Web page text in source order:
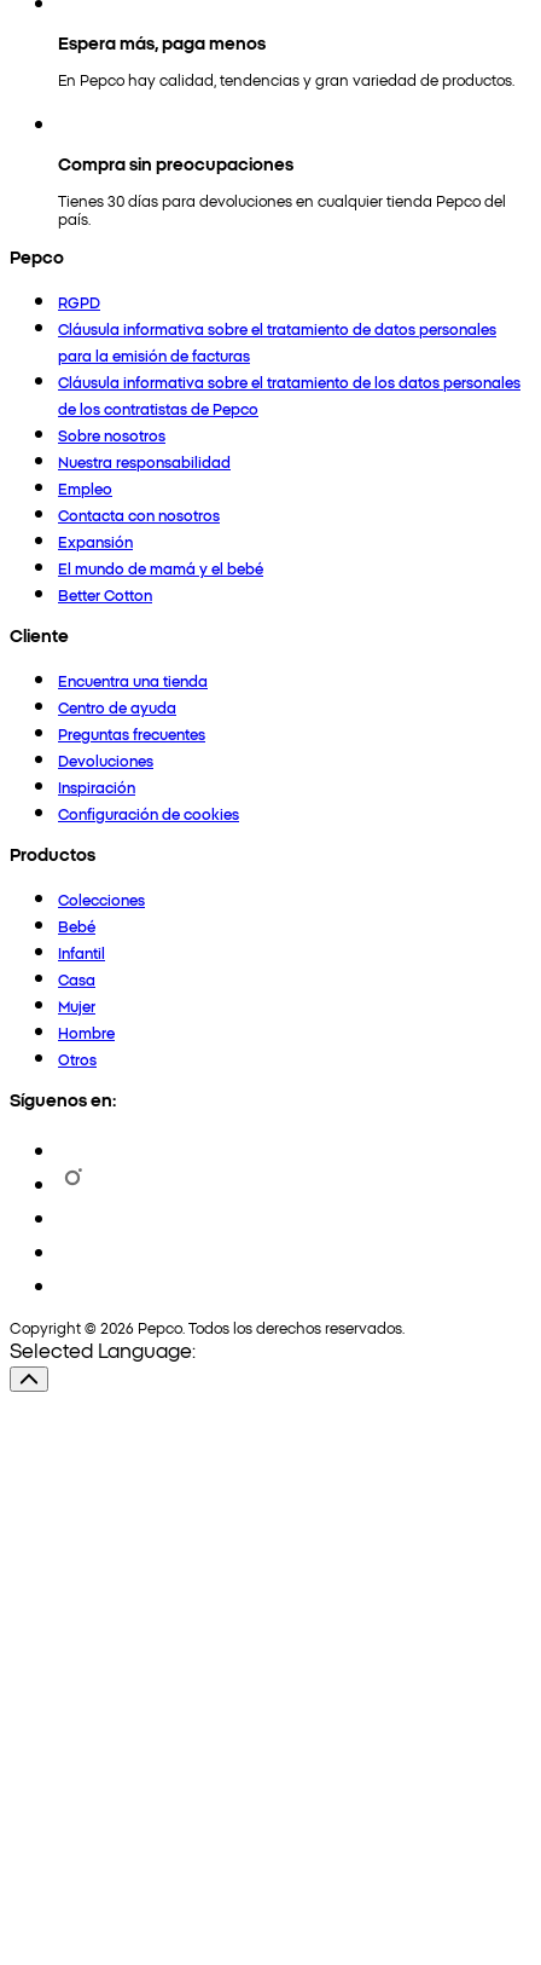
Espera más, paga menos
En Pepco hay calidad, tendencias y gran variedad de productos.
Compra sin preocupaciones
Tienes 30 días para devoluciones en cualquier tienda Pepco del
país.
Pepco
RGPD
Cláusula informativa sobre el tratamiento de datos personales
para la emisión de facturas
Cláusula informativa sobre el tratamiento de los datos personales
de los contratistas de Pepco
Sobre nosotros
Nuestra responsabilidad
Empleo
Contacta con nosotros
Expansión
El mundo de mamá y el bebé
Better Cotton
Cliente
Encuentra una tienda
Centro de ayuda
Preguntas frecuentes
Devoluciones
Inspiración
Configuración de cookies
Productos
Colecciones
Bebé
Infantil
Casa
Mujer
Hombre
Otros
Síguenos en:
Copyright © 2026 Pepco. Todos los derechos reservados.
Selected Language: